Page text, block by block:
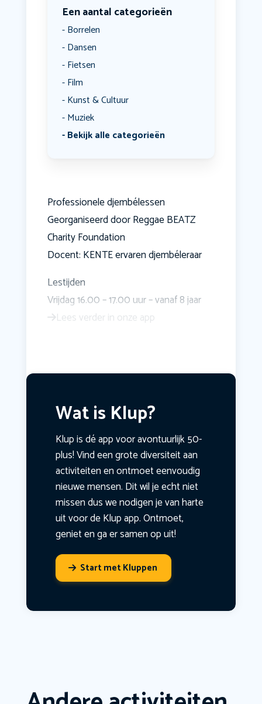
Een aantal categorieën
Borrelen
Dansen
Fietsen
Film
Kunst & Cultuur
Muziek
Bekijk alle categorieën
Professionele djembélessen
Georganiseerd door Reggae BEATZ
Charity Foundation
Docent: KENTE ervaren djembéleraar
Lestijden
Vrijdag 16.00 – 17.00 uur – vanaf 8 jaar
Lees verder in onze app
Wat is Klup?
Klup is dé app voor avontuurlijk 50-
plus! Vind een grote diversiteit aan
activiteiten en ontmoet eenvoudig
nieuwe mensen. Dit wil je echt niet
missen dus we nodigen je van harte
uit voor de Klup app. Ontmoet,
geniet en ga er samen op uit!
Start met Kluppen